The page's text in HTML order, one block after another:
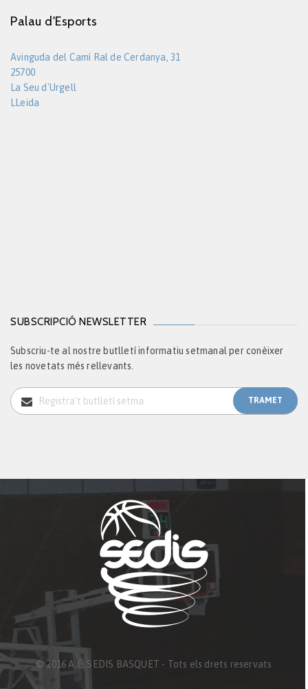
Palau d'Esports
Avinguda del Camí Ral de Cerdanya, 31
25700
La Seu d'Urgell
LLeida
SUBSCRIPCIÓ NEWSLETTER
Subscriu-te al nostre butlletí informatiu setmanal per conèixer
les novetats més rellevants.
© 2016 A.E. SEDIS BASQUET - Tots els drets reservats